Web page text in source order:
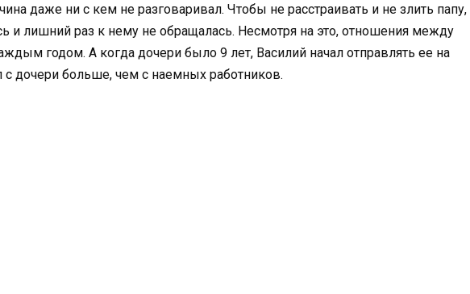
даже ни с кем не разговаривал. Чтобы не расстраивать и не злить папу,
и лишний раз к нему не обращалась. Несмотря на это, отношения между
годом. А когда дочери было 9 лет, Василий начал отправлять ее на
дочери больше, чем с наемных работников.